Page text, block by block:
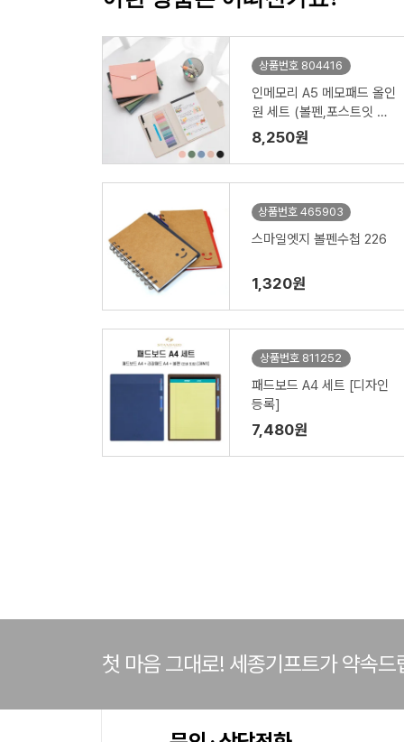
상품번호 804416
인메모리 A5 메모패드 올인
원 세트 (볼펜,포스트잇 포
함)
8,250원
상품번호 465903
스마일엣지 볼펜수첩 226
1,320원
상품번호 811252
패드보드 A4 세트 [디자인
등록]
7,480원
첫 마음 그대로! 세종기프트가 약속드